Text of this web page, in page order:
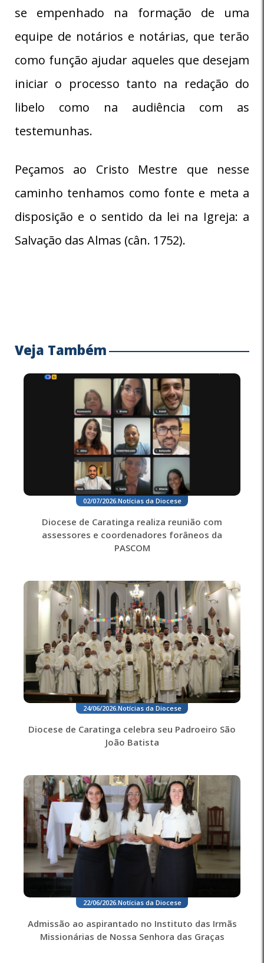
se empenhado na formação de uma
equipe de notários e notárias, que terão
como função ajudar aqueles que desejam
iniciar o processo tanto na redação do
libelo como na audiência com as
testemunhas.
Peçamos ao Cristo Mestre que nesse
caminho tenhamos como fonte e meta a
disposição e o sentido da lei na Igreja: a
Salvação das Almas (cân. 1752).
Veja Também
02/07/2026. Notícias da Diocese
Diocese de Caratinga realiza reunião com
assessores e coordenadores forâneos da
PASCOM
24/06/2026. Notícias da Diocese
Diocese de Caratinga celebra seu Padroeiro São
João Batista
22/06/2026. Notícias da Diocese
Admissão ao aspirantado no Instituto das Irmãs
Missionárias de Nossa Senhora das Graças